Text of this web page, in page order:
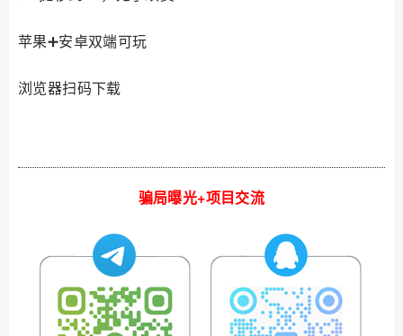
苹果➕安卓双端可玩
浏览器扫码下载
骗局曝光+项目交流